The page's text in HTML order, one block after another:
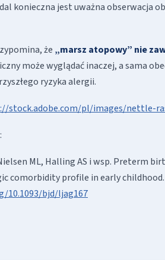
konieczna jest uważna obserwacja
że „marsz atopowy” nie
może wyglądać inaczej, a sama
ryzyka alergii.
stock.adobe.com/pl/images/nettle-
ML, Halling AS i wsp. Preterm
comorbidity profile in early childhood.
10.1093/bjd/ljag167